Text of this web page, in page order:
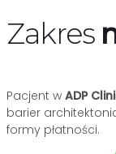
Zakres
Pacjent w ADP
barier
formy płatności.